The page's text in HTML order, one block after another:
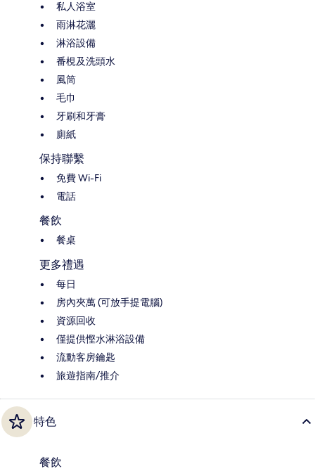
私人浴室
雨淋花灑
淋浴設備
番梘及洗頭水
風筒
毛巾
牙刷和牙膏
廁紙
保持聯繫
免費 Wi-Fi
電話
餐飲
餐桌
更多禮遇
每日
房內夾萬 (可放手提電腦)
資源回收
僅提供慳水淋浴設備
流動客房鑰匙
旅遊指南/推介
特色
餐飲